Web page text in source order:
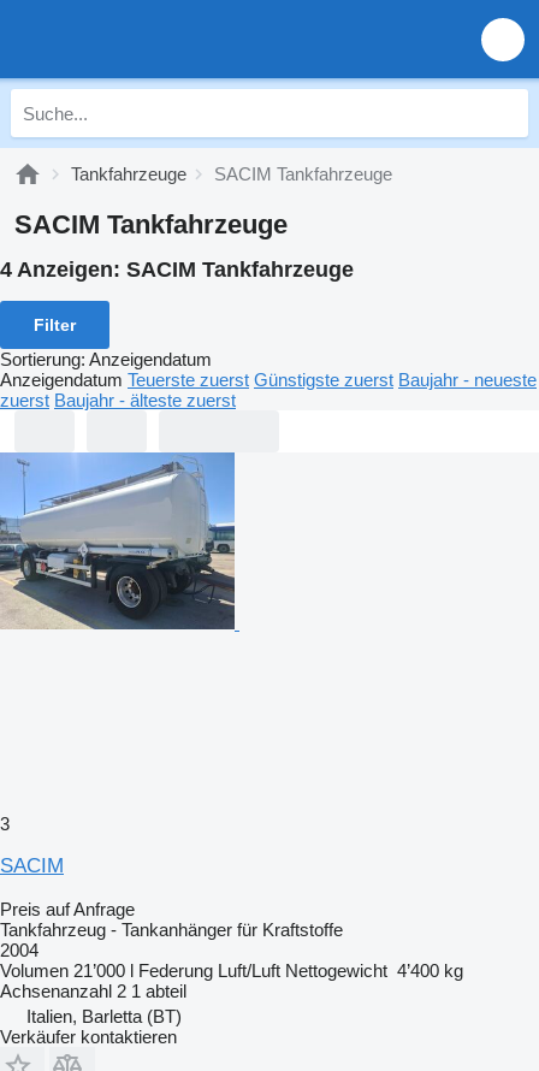
Tankfahrzeuge SACIM Tankfahrzeuge
SACIM Tankfahrzeuge
4 Anzeigen: SACIM Tankfahrzeuge
Filter
Sortierung: Anzeigendatum
Anzeigendatum Teuerste zuerst Günstigste zuerst Baujahr - neueste
zuerst Baujahr - älteste zuerst
3
SACIM
Preis auf Anfrage
Tankfahrzeug - Tankanhänger für Kraftstoffe
2004
Volumen 21’000 l Federung Luft/Luft Nettogewicht 4’400 kg
Achsenanzahl 2 1 abteil
Italien, Barletta (BT)
Verkäufer kontaktieren